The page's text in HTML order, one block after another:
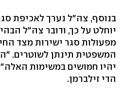
בנוסף, צה"ל נערך לאכיפת
יוחלט על כך, ודובר צה"ל
מפעולות סגר ישירות מצד
המשפטית תינתן לשוטרים.
יהיו חמושים במשימות
הדי זילברמן.